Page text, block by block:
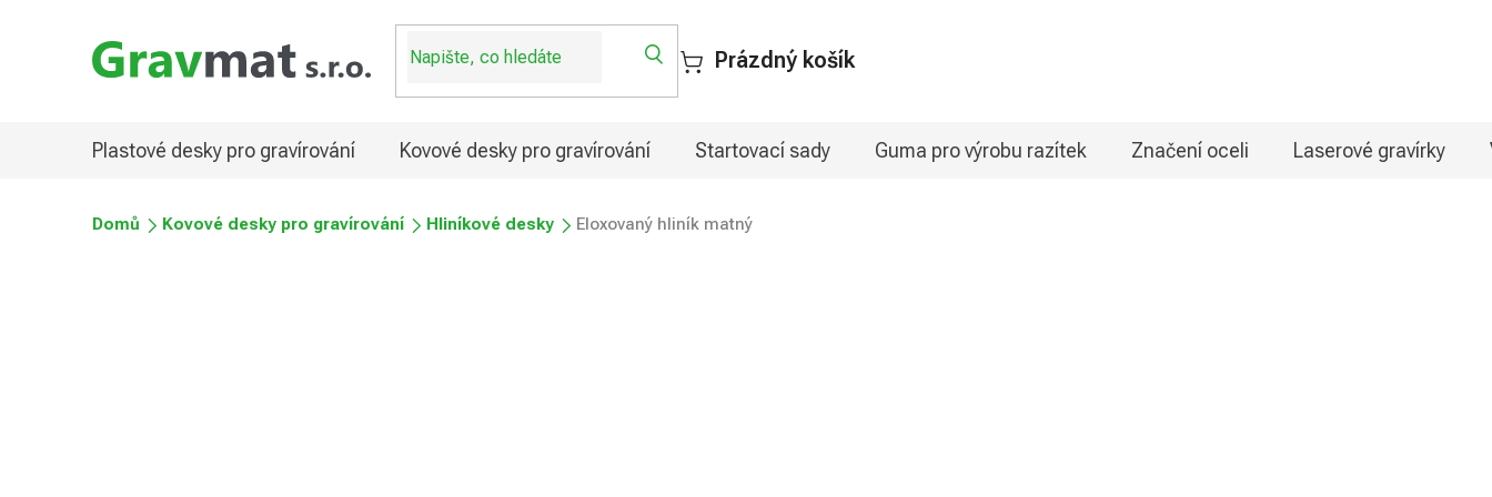
Prázdný košík
Plastové desky pro gravírování Kovové desky pro gravírování Startovací sady Guma pro výrobu razítek Značení oceli Laserové gravírky
Domů Kovové desky pro gravírování Hliníkové desky Eloxovaný hliník matný